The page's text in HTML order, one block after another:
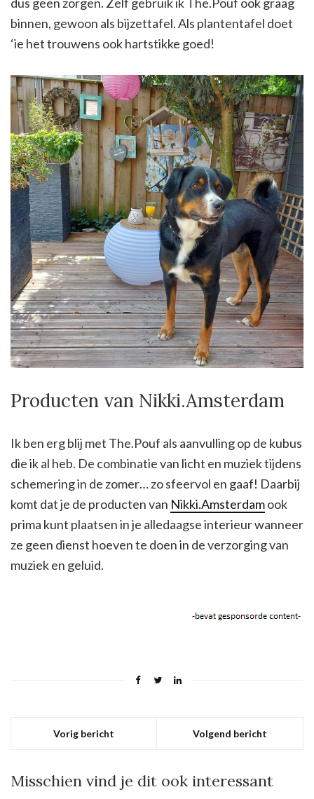
binnen, gewoon als bijzettafel. Als plantentafel doet
‘ie het trouwens ook hartstikke goed!
Producten van Nikki.Amsterdam
Ik ben erg blij met The.Pouf als aanvulling op de kubus
die ik al heb. De combinatie van licht en muziek tijdens
schemering in de zomer… zo sfeervol en gaaf! Daarbij
komt dat je de producten van Nikki.Amsterdamook
prima kunt plaatsen in je alledaagse interieur wanneer
ze geen dienst hoeven te doen in de verzorging van
muziek en geluid.
Vorig bericht Volgend bericht
Misschien vind je dit ook interessant